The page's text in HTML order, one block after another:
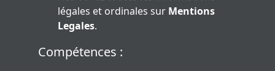
légales et ordinales sur Mentions
Legales.
Compétences :